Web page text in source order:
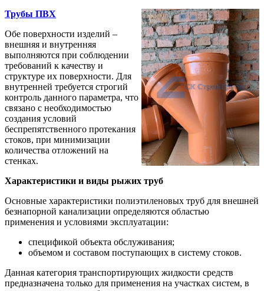
Трубы ПВХ
Обе поверхности изделий –
внешняя и внутренняя
выполняются при соблюдении
требований к качеству и
структуре их поверхности. Для
внутренней требуется строгий
контроль данного параметра, что
связано с необходимостью
создания условий
беспрепятственного протекания
стоков, при минимизации
количества отложений на
стенках.
Характеристики и виды рыжих труб
Основные характеристики полиэтиленовых труб для внешней
безнапорной канализации определяются областью
применения и условиями эксплуатации:
спецификой объекта обслуживания;
объемом и составом поступающих в систему стоков.
Данная категория транспортирующих жидкости средств
предназначена только для применения на участках систем, в